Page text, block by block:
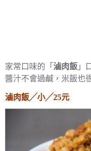
家常口味的「 滷肉飯 」
醬汁不會過鹹，米飯也
滷肉飯╱小╱25元